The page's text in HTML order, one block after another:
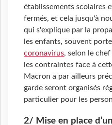
établissements scolaires
fermés, et cela jusqu'à
qui s'explique par la
les enfants, souvent
coronavirus, selon le
les contraintes face à
Macron a par ailleurs
garde seront organisés
particulier pour les
2/ Mise en place